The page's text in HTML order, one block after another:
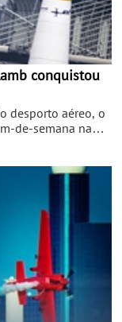
conquistou
desporto aéreo, o
de-semana na
Air Race World
da luta pelos
no